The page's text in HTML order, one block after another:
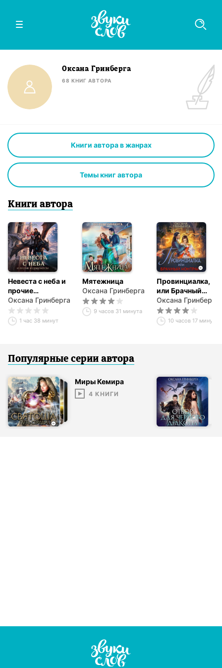
Оксана Гринберга
68 КНИГ АВТОРА
Книги автора в жанрах
Темы книг автора
Книги автора
Невеста с неба и
прочие
неприятности
Оксана Гринберга
1 час 38 минут
Мятежница
Оксана Гринберга
9 часов 31 минута
Провинциалка,
или Брачный
Контракт
Оксана Гринберга
10 часов 17 минут
Популярные серии автора
Миры Кемира
4 КНИГИ